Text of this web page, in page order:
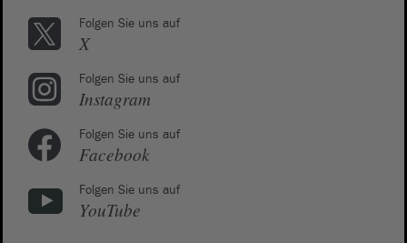
Folgen Sie uns auf
X
Folgen Sie uns auf
Instagram
Folgen Sie uns auf
Facebook
Folgen Sie uns auf
YouTube